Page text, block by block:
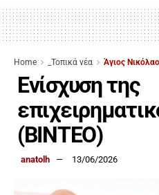
Home _Τοπικά νέα Άγιος
Ενίσχυση της
(ΒΙΝΤΕΟ)
anatolh 13/06/2026